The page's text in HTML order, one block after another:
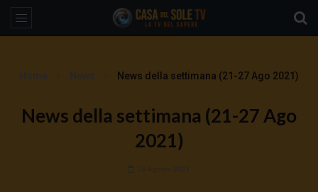
News della settimana (21-27 Ago 2021)
News della settimana (21-27 Ago
2021)